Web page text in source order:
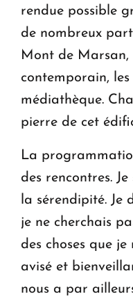
rendue possible
de nombreux
Mont de Marsan,
contemporain,
médiathèque.
pierre de cet
La
des rencontres.
la sérendipité. Je
je ne cherchais
des choses que
avisé et
nous a par